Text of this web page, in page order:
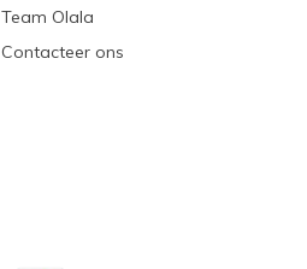
Team Olala
Contacteer ons